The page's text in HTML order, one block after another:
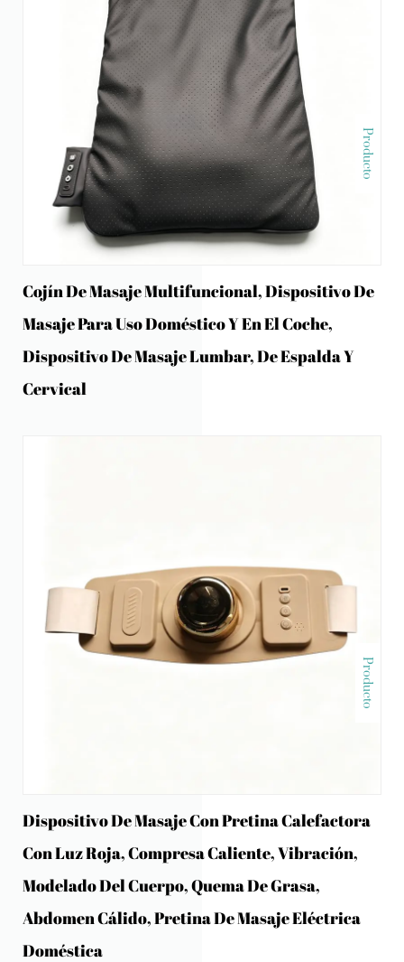
Producto
Cojín De Masaje Multifuncional, Dispositivo De
Masaje Para Uso Doméstico Y En El Coche,
Dispositivo De Masaje Lumbar, De Espalda Y
Cervical
Producto
Dispositivo De Masaje Con Pretina Calefactora
Con Luz Roja, Compresa Caliente, Vibración,
Modelado Del Cuerpo, Quema De Grasa,
Abdomen Cálido, Pretina De Masaje Eléctrica
Doméstica